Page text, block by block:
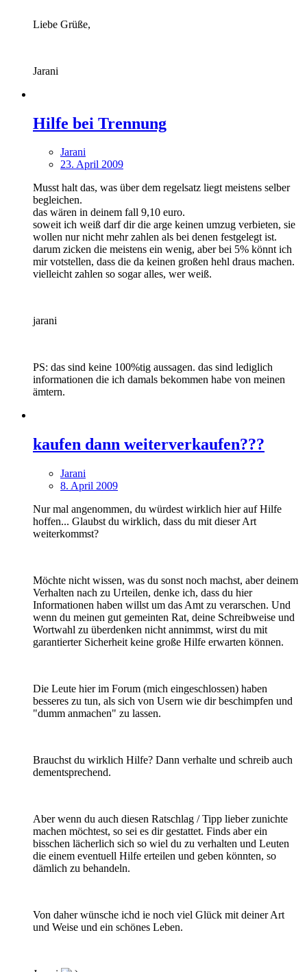
Liebe Grüße,
Jarani
Hilfe bei Trennung
Jarani
23. April 2009
Musst halt das, was über dem regelsatz liegt meistens selber
begleichen.
das wären in deinem fall 9,10 euro.
soweit ich weiß darf dir die arge keinen umzug verbieten, sie
wollen nur nicht mehr zahlen als bei denen festgelegt ist.
darum zicken die meistens ein wenig, aber bei 5% könnt ich
mir votstellen, dass die da keinen großen hehl draus machen.
vielleicht zahlen so sogar alles, wer weiß.
jarani
PS: das sind keine 100%tig aussagen. das sind lediglich
informationen die ich damals bekommen habe von meinen
ämtern.
kaufen dann weiterverkaufen???
Jarani
8. April 2009
Nur mal angenommen, du würdest wirklich hier auf Hilfe
hoffen... Glaubst du wirklich, dass du mit dieser Art
weiterkommst?
Möchte nicht wissen, was du sonst noch machst, aber deinem
Verhalten nach zu Urteilen, denke ich, dass du hier
Informationen haben willst um das Amt zu verarschen. Und
wenn du meinen gut gemeinten Rat, deine Schreibweise und
Wortwahl zu überdenken nicht annimmst, wirst du mit
garantierter Sicherheit keine große Hilfe erwarten können.
Die Leute hier im Forum (mich eingeschlossen) haben
besseres zu tun, als sich von Usern wie dir beschimpfen und
"dumm anmachen" zu lassen.
Brauchst du wirklich Hilfe? Dann verhalte und schreib auch
dementsprechend.
Aber wenn du auch diesen Ratschlag / Tipp lieber zunichte
machen möchtest, so sei es dir gestattet. Finds aber ein
bisschen lächerlich sich so wiel du zu verhalten und Leuten
die einem eventuell Hilfe erteilen und geben könnten, so
dämlich zu behandeln.
Von daher wünsche ichd ie noch viel Glück mit deiner Art
und Weise und ein schönes Leben.